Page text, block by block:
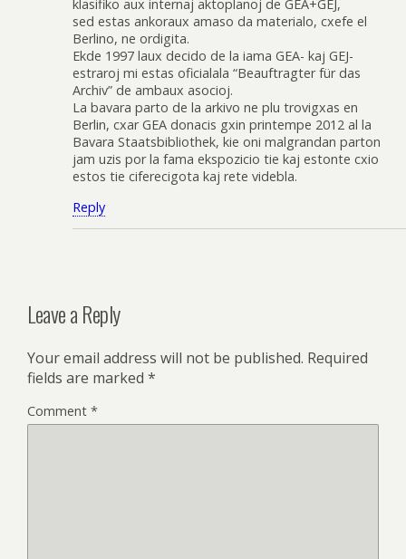
klasifiko aux internaj aktoplanoj de GEA+GEJ,
sed estas ankoraux amaso da materialo, cxefe el
Berlino, ne ordigita.
Ekde 1997 laux decido de la iama GEA- kaj GEJ-
estraroj mi estas oficialala “Beauftragter für das
Archiv” de ambaux asocioj.
La bavara parto de la arkivo ne plu trovigxas en
Berlin, cxar GEA donacis gxin printempe 2012 al la
Bavara Staatsbibliothek, kie oni malgrandan parton
jam uzis por la fama ekspozicio tie kaj estonte cxio
estos tie ciferecigota kaj rete videbla.
Reply
Leave a Reply
Your email address will not be published. Required
fields are marked *
Comment *